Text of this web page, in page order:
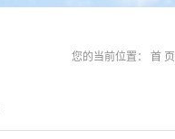
您的当前位置： 首 页